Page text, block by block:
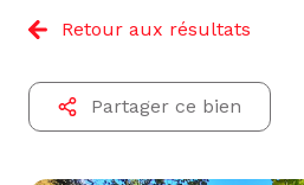
BIENS À
VENDRE
NOS
BIENS
Retour aux résultats
Partager ce bien